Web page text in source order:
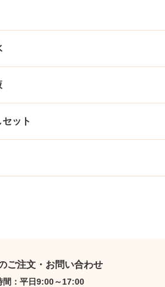
ット
ご注文・お問い合わせ
間：平日9:00～17:00